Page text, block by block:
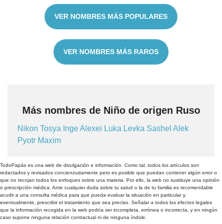
VER NOMBRES MÁS POPULARES
VER NOMBRES MÁS RAROS
Más nombres de Niño de origen Ruso
Nikon Tosya IngeAlexei Luka Levka Sashel Alek
Pyotr Maxim
TodoPapás es una web de divulgación e información. Como tal, todos los artículos son
redactados y revisados concienzudamente pero es posible que puedan contener algún error o
que no recojan todos los enfoques sobre una materia. Por ello, la web no sustituye una opinión
o prescripción médica. Ante cualquier duda sobre tu salud o la de tu familia es recomendable
acudir a una consulta médica para que pueda evaluar la situación en particular y,
eventualmente, prescribir el tratamiento que sea preciso. Señalar a todos los efectos legales
que la información recogida en la web podría ser incompleta, errónea o incorrecta, y en ningún
caso supone ninguna relación contractual ni de ninguna índole.